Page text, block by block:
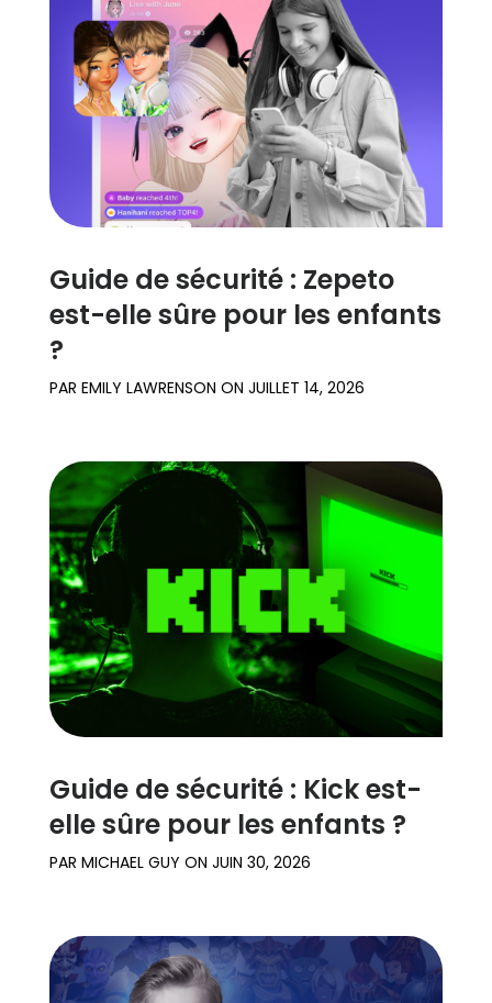
Guide de sécurité : Zepeto
est-elle sûre pour les enfants
?
PAR EMILY LAWRENSON ON JUILLET 14, 2026
Guide de sécurité : Kick est-
elle sûre pour les enfants ?
PAR MICHAEL GUY ON JUIN 30, 2026